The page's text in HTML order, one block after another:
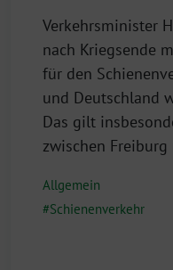
24.
Januar
2023
Verkehrsminister
nach Kriegsende
für den
und Deutschland
Das gilt
zwischen
Allgemein
Schienenverkehr